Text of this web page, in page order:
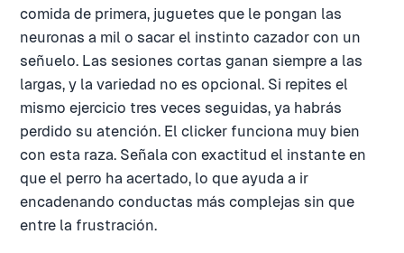
comida de primera, juguetes que le pongan las
neuronas a mil o sacar el instinto cazador con un
señuelo. Las sesiones cortas ganan siempre a las
largas, y la variedad no es opcional. Si repites el
mismo ejercicio tres veces seguidas, ya habrás
perdido su atención. El clicker funciona muy bien
con esta raza. Señala con exactitud el instante en
que el perro ha acertado, lo que ayuda a ir
encadenando conductas más complejas sin que
entre la frustración.